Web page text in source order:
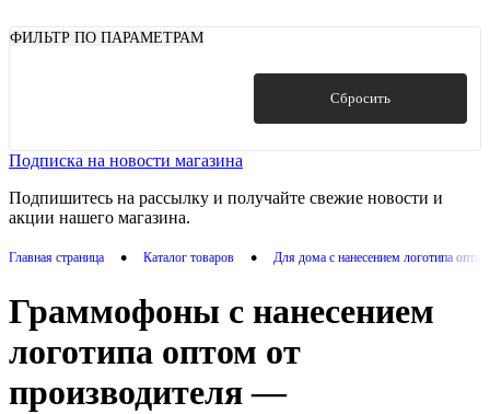
ФИЛЬТР ПО ПАРАМЕТРАМ
Сбросить
Подписка на новости магазина
Подпишитесь на рассылку и получайте свежие новости и
акции нашего магазина.
Главная страница • Каталог товаров • Для дома с нанесением логотипа
Граммофоны с нанесением
логотипа оптом от
производителя —